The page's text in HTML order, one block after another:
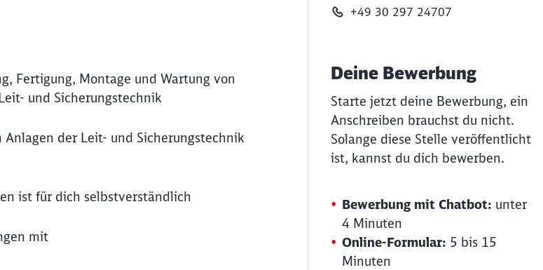
Fertigung, Montage und Wartung von
und Sicherungstechnik
der Leit- und Sicherungstechnik
ist für dich selbstverständlich
mit
+49 30 297 24707
Deine Bewerbung
Starte jetzt deine Bewerbung, ein
Anschreiben brauchst du nicht.
Solange diese Stelle veröffentlicht
ist, kannst du dich bewerben.
Bewerbung mit Chatbot: unter
4 Minuten
Online-Formular: 5 bis 15
Minuten